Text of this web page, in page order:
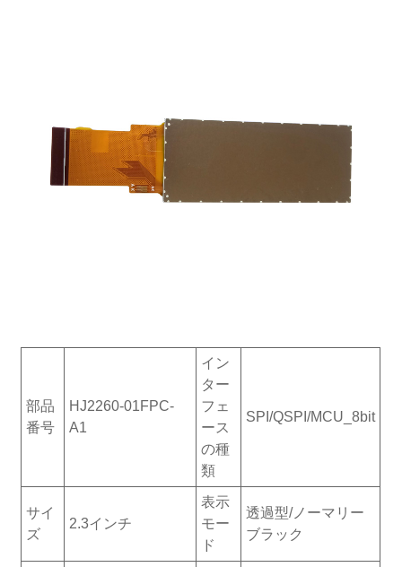
部品
番号
HJ2260-01FPC-
A1
イン
ター
フェ
ース
の種
類
SPI/QSPI/MCU_8bit
サイ
ズ
2.3インチ
表示
モー
ド
透過型/ノーマリー
ブラック